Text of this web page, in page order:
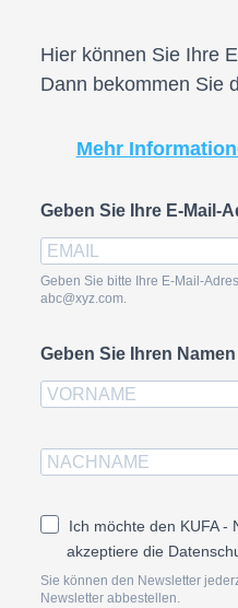
Hier können Sie Ihre
Dann bekommen Sie
Mehr
Geben Sie Ihre E-Mail-
Geben Sie bitte Ihre E-Mail-
abc@xyz.com.
Geben Sie Ihren
Ich möchte den KUFA -
akzeptiere die
Sie können den Newsletter
Newsletter abbestellen.